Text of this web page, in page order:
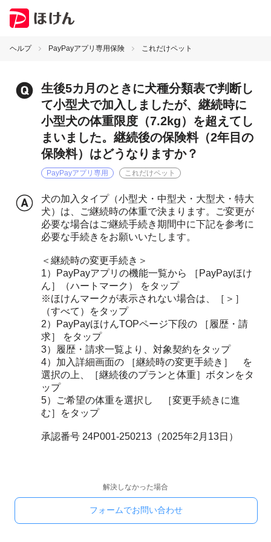
ヘルプ PayPayアプリ専用保険 これだけペット
生後5カ月のときに犬種分類表で判断し
て小型犬で加入しましたが、継続時に
小型犬の体重限度（7.2kg）を超えてし
まいました。継続後の保険料（2年目の
保険料）はどうなりますか？
PayPayアプリ専用 これだけペット
犬の加入タイプ（小型犬・中型犬・大型犬・特大
犬）は、ご継続時の体重で決まります。ご変更が
必要な場合はご継続手続き期間中に下記を参考に
必要な手続きをお願いいたします。
＜継続時の変更手続き＞
1）PayPayアプリの機能一覧から ［PayPayほけ
ん］（ハートマーク） をタップ
※ほけんマークが表示されない場合は、［＞］
（すべて）をタップ
2）PayPayほけんTOPページ下段の ［履歴・請
求］ をタップ
3）履歴・請求一覧より、対象契約をタップ
4）加入詳細画面の ［継続時の変更手続き］ を
選択の上、［継続後のプランと体重］ボタンをタ
ップ
5）ご希望の体重を選択し ［変更手続きに進
む］をタップ
承認番号 24P001-250213（2025年2月13日）
解決しなかった場合
フォームでお問い合わせ